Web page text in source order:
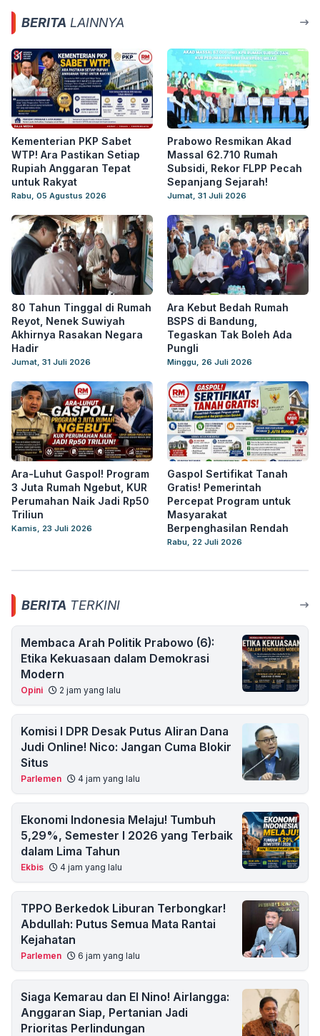
BERITA LAINNYA
Kementerian PKP Sabet
WTP! Ara Pastikan Setiap
Rupiah Anggaran Tepat
untuk Rakyat
Rabu, 05 Agustus 2026
Prabowo Resmikan Akad
Massal 62.710 Rumah
Subsidi, Rekor FLPP Pecah
Sepanjang Sejarah!
Jumat, 31 Juli 2026
80 Tahun Tinggal di Rumah
Reyot, Nenek Suwiyah
Akhirnya Rasakan Negara
Hadir
Jumat, 31 Juli 2026
Ara Kebut Bedah Rumah
BSPS di Bandung,
Tegaskan Tak Boleh Ada
Pungli
Minggu, 26 Juli 2026
Ara-Luhut Gaspol! Program
3 Juta Rumah Ngebut, KUR
Perumahan Naik Jadi Rp50
Triliun
Kamis, 23 Juli 2026
Gaspol Sertifikat Tanah
Gratis! Pemerintah
Percepat Program untuk
Masyarakat
Berpenghasilan Rendah
Rabu, 22 Juli 2026
BERITA TERKINI
Membaca Arah Politik Prabowo (6):
Etika Kekuasaan dalam Demokrasi
Modern
Opini 2 jam yang lalu
Komisi I DPR Desak Putus Aliran Dana
Judi Online! Nico: Jangan Cuma Blokir
Situs
Parlemen 4 jam yang lalu
Ekonomi Indonesia Melaju! Tumbuh
5,29%, Semester I 2026 yang Terbaik
dalam Lima Tahun
Ekbis 4 jam yang lalu
TPPO Berkedok Liburan Terbongkar!
Abdullah: Putus Semua Mata Rantai
Kejahatan
Parlemen 6 jam yang lalu
Siaga Kemarau dan El Nino! Airlangga:
Anggaran Siap, Pertanian Jadi
Prioritas Perlindungan